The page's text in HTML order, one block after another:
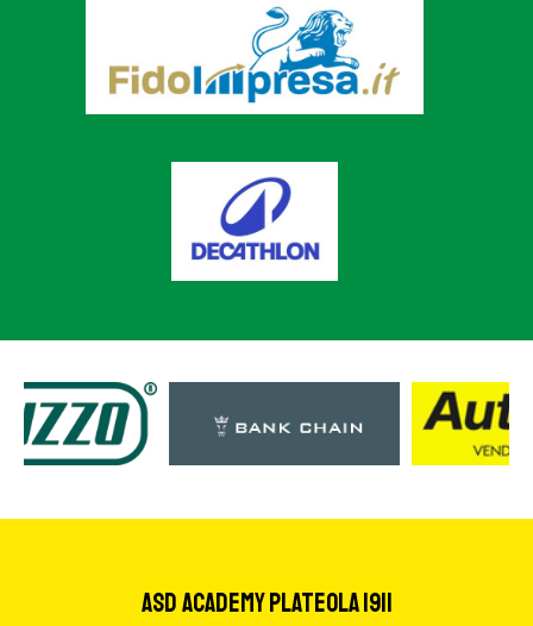
ASD Academy Plateola 1911